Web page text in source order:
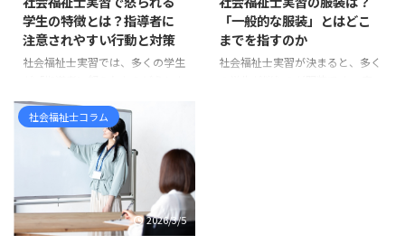
福祉士の新カリキュラムは、令和
3年度、つまり2021年度入学者か
ら順次導入されています。 ま
た、国家試験については、令和6
れた第37回社会福祉士国家試験
から、新しい試験科目が ...
つです。そのため、どうして
も“課題”や“提出物”として捉えら
れがちです。 しかし実際には、
実習計画には思っている以上に大
学生の特徴とは？指導者に
注意されやすい行動と対策
社会福祉士実習では、多くの学生
う」と不安に感じます。 実際、
実習中に指導を受ける場面は少な
くありません。しかし、その多く
は能力の問題ではなく、基本的な
姿勢やマナーに関するものです。
実習先の職員は、学生を厳しく指
導したいわけではありません。む
しろ「福祉職として大切な姿勢」
「一般的な服装」とはどこ
までを指すのか
社会福祉士実習が決まると、多く
社会福祉士コラム
2026/3/5